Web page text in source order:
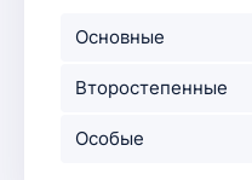
Основные
повреждения
Второстепенные
повр-ния
Особые